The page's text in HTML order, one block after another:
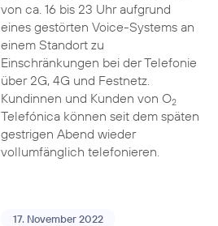
von ca. 16 bis 23 Uhr aufgrund
eines gestörten Voice-Systems an
einem Standort zu
Einschränkungen bei der Telefonie
über 2G, 4G und Festnetz.
Kundinnen und Kunden von O2
Telefónica können seit dem späten
gestrigen Abend wieder
vollumfänglich telefonieren.
17. November 2022